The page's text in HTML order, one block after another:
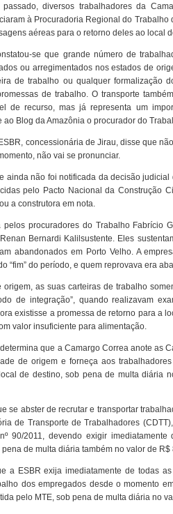
diversos trabalhadores da
à Procuradoria Regional do
aéreas para o retorno deles ao local
se que grande número de
ou arregimentados nos estados de
de trabalho ou qualquer formalização
de trabalho. O transporte
de recurso, mas já representa um
Blog da Amazônia o procurador do
concessionária de Jirau, disse que
não vai se pronunciar.
ainda não foi notificada da decisão
pelo Pacto Nacional da Construção
a construtora em nota.
procuradores do Trabalho Fabrício
Bernardi Kalilsustente. Eles
abandonados em Porto Velho. A
“fim” do período, e quem reprovava era
origem, as suas carteiras de trabalho
de integração”, quando realizavam
existisse a promessa de retorno para a
valor insuficiente para alimentação.
que a Camargo Correa anote as
de origem e forneça aos
de destino, sob pena de multa diária
se abster de recrutar e transportar
de Transporte de Trabalhadores
90/2011, devendo exigir
de multa diária também no valor de R$
a ESBR exija imediatamente de todas
dos empregados desde o momento
pelo MTE, sob pena de multa diária no